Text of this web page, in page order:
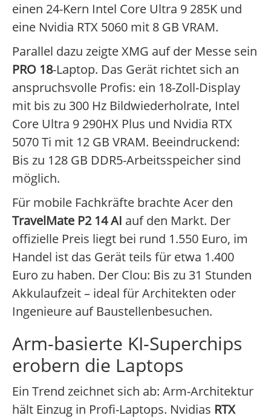
einen 24-Kern Intel Core Ultra 9 285K und
eine Nvidia RTX 5060 mit 8 GB VRAM.
Parallel dazu zeigte XMG auf der Messe sein
PRO 18-Laptop. Das Gerät richtet sich an
anspruchsvolle Profis: ein 18-Zoll-Display
mit bis zu 300 Hz Bildwiederholrate, Intel
Core Ultra 9 290HX Plus und Nvidia RTX
5070 Ti mit 12 GB VRAM. Beeindruckend:
Bis zu 128 GB DDR5-Arbeitsspeicher sind
möglich.
Für mobile Fachkräfte brachte Acer den
TravelMate P2 14 AI auf den Markt. Der
offizielle Preis liegt bei rund 1.550 Euro, im
Handel ist das Gerät teils für etwa 1.400
Euro zu haben. Der Clou: Bis zu 31 Stunden
Akkulaufzeit – ideal für Architekten oder
Ingenieure auf Baustellenbesuchen.
Arm-basierte KI-Superchips
erobern die Laptops
Ein Trend zeichnet sich ab: Arm-Architektur
hält Einzug in Profi-Laptops. Nvidias RTX